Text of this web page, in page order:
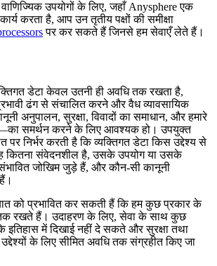
उपयोगों के लिए, जहाँ Anysphere एक
करता है, आप उन तृतीय पक्षों की समीक्षा
पर कर सकते हैं जिनसे हम सेवाएँ लेते हैं।
डेटा केवल उतनी ही अवधि तक रखता है,
ढंग से संचालित करने और वैध व्यावसायिक
अनुपालन, सुरक्षा, विवादों का समाधान, और हमारे
समर्थन करने के लिए आवश्यक हो। उपयुक्त
पर निर्भर करती है कि व्यक्तिगत डेटा किस उद्देश्य से
कितना संवेदनशील है, उसके उपयोग या उसके
जोखिम जुड़े हैं, और कौन-सी कानूनी
को प्रभावित कर सकती हैं कि हम कुछ प्रकार के
रखते हैं। उदाहरण के लिए, सेवा के साथ कुछ
में दिखाई नहीं दे सकते और सुरक्षा तथा
के लिए सीमित अवधि तक संग्रहीत किए जा